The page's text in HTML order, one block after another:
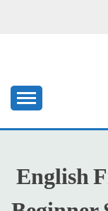
English